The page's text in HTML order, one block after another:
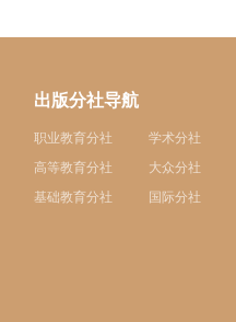
出版分社导航
职业教育分社
学术分社
高等教育分社
大众分社
基础教育分社
国际分社